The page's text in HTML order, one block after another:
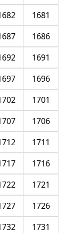
1681
1686
1691
1696
1701
1706
1711
1716
1721
1726
1731